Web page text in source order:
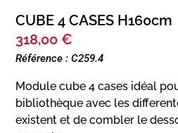
CUBE 4 CASES H160cm
318,00 €
Référence : C259.4
Module cube 4 cases idéal
bibliothèque avec les
existent et de combler le